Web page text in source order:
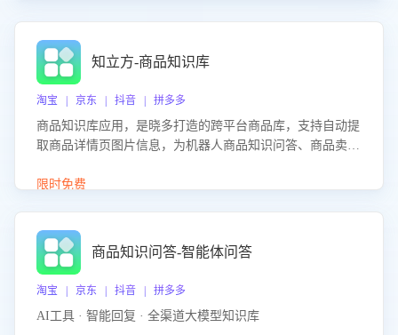
知立方-商品知识库
淘宝 | 京东 | 抖音 | 拼多多
商品知识库应用，是晓多打造的跨平台商品库，支持自动提
取商品详情页图片信息，为机器人商品知识问答、商品卖点
限时免费
商品知识问答-智能体问答
淘宝 | 京东 | 抖音 | 拼多多
AI工具 · 智能回复 · 全渠道大模型知识库